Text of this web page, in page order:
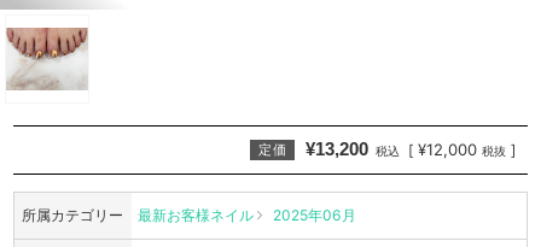
定価 ¥13,200 税込 [ ¥12,000 税抜 ]
所属カテゴリー 最新お客様ネイル 2025年06月